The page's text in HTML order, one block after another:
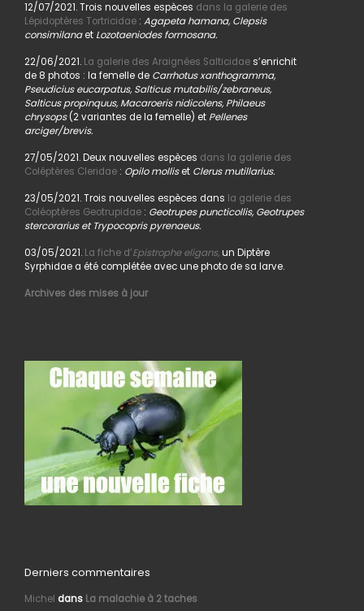
12/07/2021. Trois nouvelles espèces dans la galerie des
Lépidoptères Tortricidae: Agapeta hamana, Clepsis
consimilanaet Lozotaeniodes formosana.
22/06/2021. La galerie des Araignées Salticidaes’enrichit
de 8 photos : la femelle de Carrhotus xanthogramma,
Pseudicius eucarpatus, Salticus mutabilis/zebraneus,
Salticus propinquus, Macaroeris nidicolens, Philaeus
chrysops(2 variantes de la femelle) et Pellenes
arciger/brevis.
27/05/2021. Deux nouvelles espèces dans la galerie des
Coléptères Cleridae: Opilo molliset Clerus mutillarius.
23/05/2021. Trois nouvelles espèces dans la galerie des
Coléoptères Geotrupidae: Geotrupes puncticollis, Geotrupes
stercorarius et Trypocopris pyrenaeus.
03/05/2021. La fiche d’Epistrophe eligans,un Diptère
Syrphidae a été complétée avec une photo de sa larve.
Archives des mises à jour
Derniers commentaires
Michel dans La malachie à 2 taches